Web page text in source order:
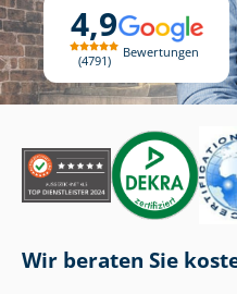
4,9
4791
Bewertungen
Wir beraten Sie